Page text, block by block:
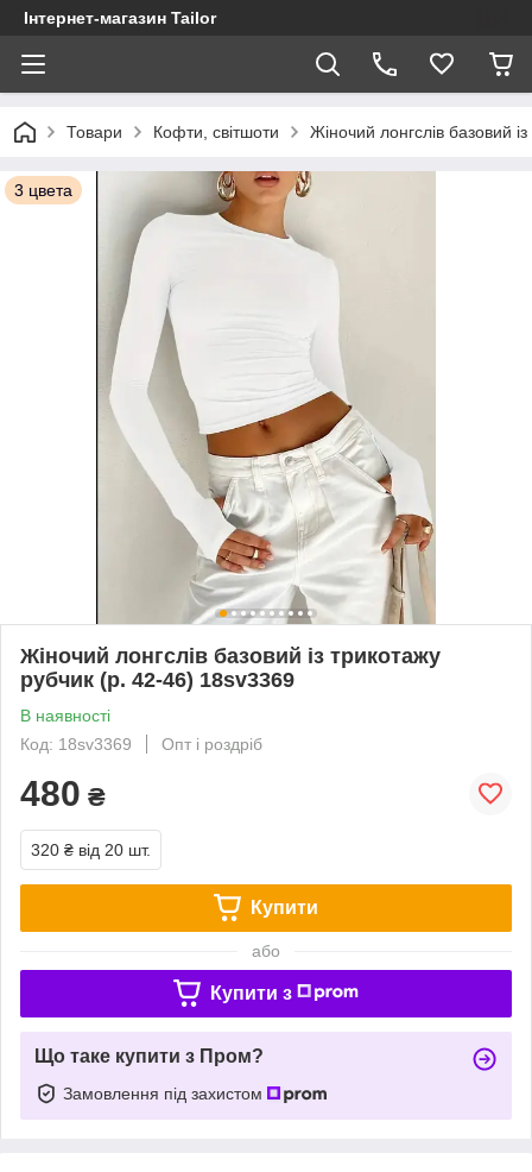
Інтернет-магазин Tailor
Товари Кофти, світшоти Жіночий лонгслів базовий
3 цвета
Жіночий лонгслів базовий із трикотажу
рубчик (р. 42-46) 18sv3369
В наявності
Код: 18sv3369
Опт і роздріб
480 ₴
320 ₴ від 20 шт.
Купити
або
Купити з
Що таке купити з Пром?
Замовлення під захистом